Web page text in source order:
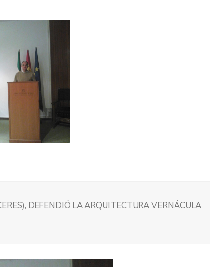
DEFENDIÓ LA ARQUITECTURA VERNÁCULA